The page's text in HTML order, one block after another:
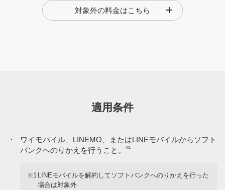
国内の通話料金（従量）、SMS、S!メール（MMS）の料
機種購入代金
など）
対象外の料金はこちら
適用条件
・
ワイモバイル、LINEMO、またはLINEモバイルからソフト
バンクへのりかえを行うこと。
※1
※1 LINEモバイルを解約してソフトバンクへのりかえを行った
場合は対象外